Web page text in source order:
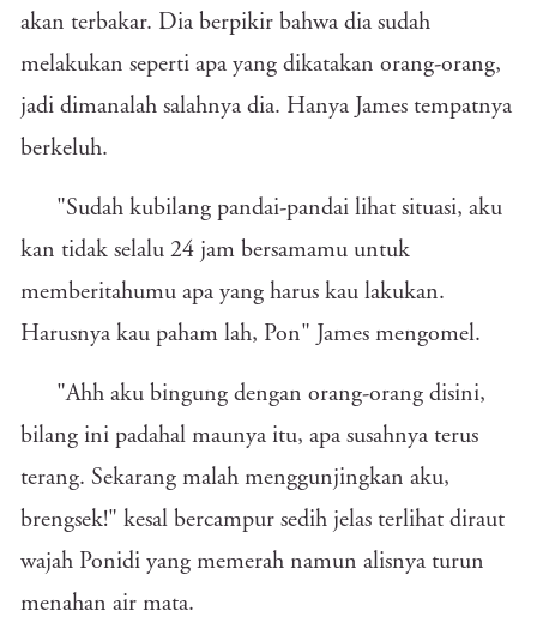
akan terbakar. Dia berpikir bahwa dia sudah
melakukan seperti apa yang dikatakan orang-orang,
jadi dimanalah salahnya dia. Hanya James tempatnya
berkeluh.
"Sudah kubilang pandai-pandai lihat situasi, aku
kan tidak selalu 24 jam bersamamu untuk
memberitahumu apa yang harus kau lakukan.
Harusnya kau paham lah, Pon" James mengomel.
"Ahh aku bingung dengan orang-orang disini,
bilang ini padahal maunya itu, apa susahnya terus
terang. Sekarang malah menggunjingkan aku,
brengsek!" kesal bercampur sedih jelas terlihat diraut
wajah Ponidi yang memerah namun alisnya turun
menahan air mata.